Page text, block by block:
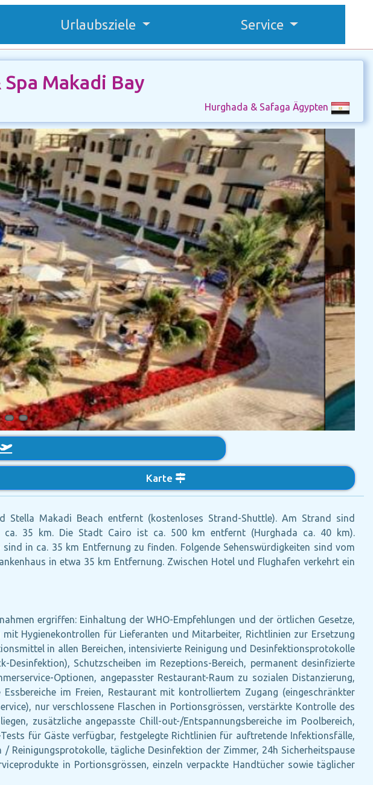
Urlaubsziele Service
Makadi Bay
Hurghada & Safaga Ägypten
Karte
Makadi Beach entfernt (kostenloses Strand-Shuttle). Am Strand sind
ca. 35 km. Die Stadt Cairo ist ca. 500 km entfernt (Hurghada ca. 40 km).
in ca. 35 km Entfernung zu finden. Folgende Sehenswürdigkeiten sind vom
in etwa 35 km Entfernung. Zwischen Hotel und Flughafen verkehrt ein
ergriffen: Einhaltung der WHO-Empfehlungen und der örtlichen Gesetze,
Hygienekontrollen für Lieferanten und Mitarbeiter, Richtlinien zur Ersetzung
in allen Bereichen, intensivierte Reinigung und Desinfektionsprotokolle
Schutzscheiben im Rezeptions-Bereich, permanent desinfizierte
Optionen, angepasster Restaurant-Raum zu sozialen Distanzierung,
im Freien, Restaurant mit kontrolliertem Zugang (eingeschränkter
nur verschlossene Flaschen in Portionsgrössen, verstärkte Kontrolle des
zusätzliche angepasste Chill-out-/Entspannungsbereiche im Poolbereich,
für Gäste verfügbar, festgelegte Richtlinien für auftretende Infektionsfälle,
tägliche Desinfektion der Zimmer, 24h Sicherheitspause
in Portionsgrössen, einzeln verpackte Handtücher sowie täglicher